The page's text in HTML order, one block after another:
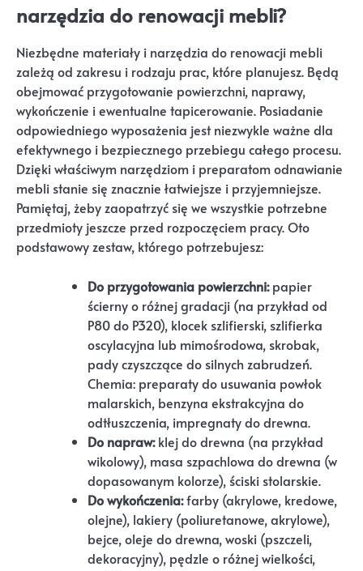
narzędzia do renowacji mebli?
Niezbędne materiały i narzędzia do renowacji mebli
zależą od zakresu i rodzaju prac, które planujesz. Będą
obejmować przygotowanie powierzchni, naprawy,
wykończenie i ewentualne tapicerowanie. Posiadanie
odpowiedniego wyposażenia jest niezwykle ważne dla
efektywnego i bezpiecznego przebiegu całego procesu.
Dzięki właściwym narzędziom i preparatom odnawianie
mebli stanie się znacznie łatwiejsze i przyjemniejsze.
Pamiętaj, żeby zaopatrzyć się we wszystkie potrzebne
przedmioty jeszcze przed rozpoczęciem pracy. Oto
podstawowy zestaw, którego potrzebujesz:
Do przygotowania powierzchni:papier
ścierny o różnej gradacji (na przykład od
P80 do P320), klocek szlifierski, szlifierka
oscylacyjna lub mimośrodowa, skrobak,
pady czyszczące do silnych zabrudzeń.
Chemia: preparaty do usuwania powłok
malarskich, benzyna ekstrakcyjna do
odtłuszczenia, impregnaty do drewna.
Do napraw:klej do drewna (na przykład
wikolowy), masa szpachlowa do drewna (w
dopasowanym kolorze), ściski stolarskie.
Do wykończenia:farby (akrylowe, kredowe,
olejne), lakiery (poliuretanowe, akrylowe),
bejce, oleje do drewna, woski (pszczeli,
dekoracyjny), pędzle o różnej wielkości,